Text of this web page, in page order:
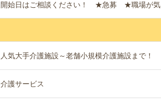
開始日はご相談ください！ ★急募 ★職場が気
人気大手介護施設～老舗小規模介護施設まで！
介護サービス